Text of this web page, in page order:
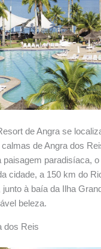
de Angra se
de Angra dos
paisagem paradisíaca,
cidade, a 150 km do
junto à baía da Ilha
beleza.
dos Reis